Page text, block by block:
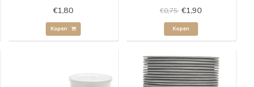
€1,80
Kopen
€0,75 €1,90
Kopen